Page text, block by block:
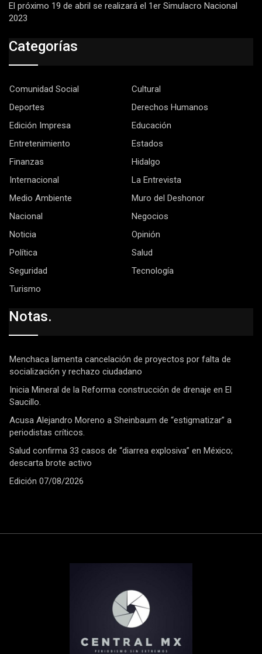
El próximo 19 de abril se realizará el 1er Simulacro Nacional
2023
Categorías
Comunidad Social
Cultural
Deportes
Derechos Humanos
Edición Impresa
Educación
Entretenimiento
Estados
Finanzas
Hidalgo
Internacional
La Entrevista
Medio Ambiente
Muro del Deshonor
Nacional
Negocios
Noticia
Opinión
Política
Salud
Seguridad
Tecnología
Turismo
Notas.
Menchaca lamenta cancelación de proyectos por falta de
socialización y rechazo ciudadano
Inicia Mineral de la Reforma construcción de drenaje en El
Saucillo.
Acusa Alejandro Moreno a Sheinbaum de “estigmatizar” a
periodistas críticos.
Salud confirma 33 casos de “diarrea explosiva” en México;
descarta brote activo
Edición 07/08/2026